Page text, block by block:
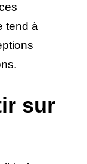
tend à
sur